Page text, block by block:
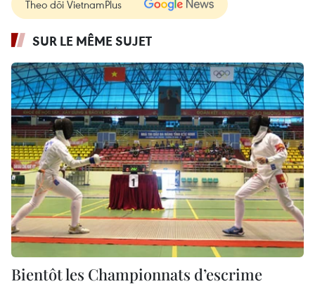
Theo dõi VietnamPlus
SUR LE MÊME SUJET
Bientôt les Championnats d’escrime